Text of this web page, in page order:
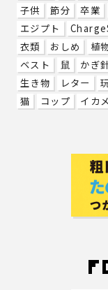
子供
節分 卒業
エジプト
衣類
おしめ 植
ベスト
鼠 かぎ
生き物
レター
猫
コップ イカ